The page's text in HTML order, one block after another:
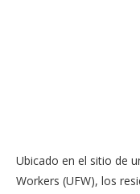
Ubicado en el sitio de
Workers (UFW), los